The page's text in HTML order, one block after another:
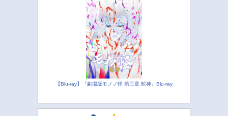
【Blu-ray】『劇場版モノノ怪 第三章 蛇神』Blu-ray